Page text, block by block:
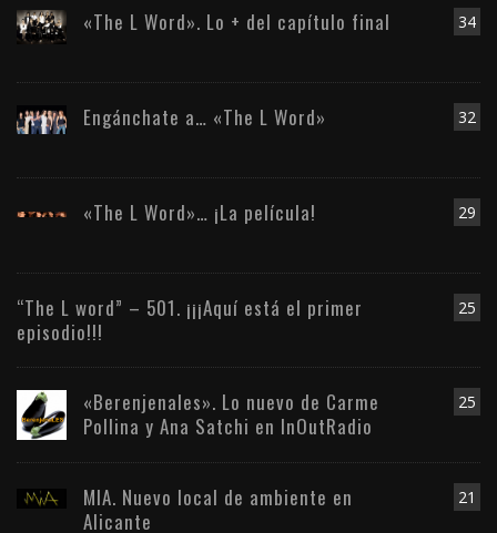
34
«The L Word». Lo + del capítulo final
32
Engánchate a… «The L Word»
29
«The L Word»… ¡La película!
25
“The L word” – 501. ¡¡¡Aquí está el primer
episodio!!!
25
«Berenjenales». Lo nuevo de Carme
Pollina y Ana Satchi en InOutRadio
21
MIA. Nuevo local de ambiente en
Alicante